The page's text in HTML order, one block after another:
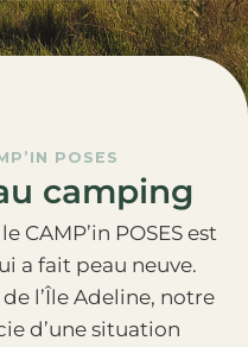
POSES
camping
CAMP’in POSES est
a fait peau neuve.
l’Île Adeline, notre
d’une situation